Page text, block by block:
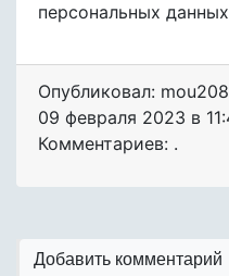
персональных
Опубликовал: mou208
09 февраля 2023 в
Комментариев: .
Добавить комментарий